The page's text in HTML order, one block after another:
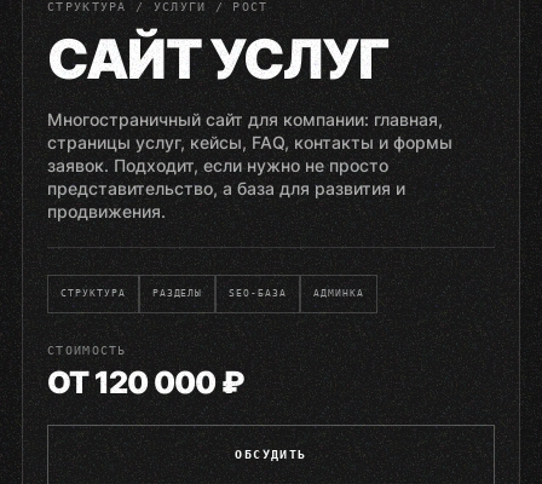
СТРУКТУРА / УСЛУГИ / РОСТ
САЙТ УСЛУГ
Многостраничный сайт для компании: главная,
страницы услуг, кейсы, FAQ, контакты и формы
заявок. Подходит, если нужно не просто
представительство, а база для развития и
продвижения.
СТРУКТУРА РАЗДЕЛЫ SEO-БАЗА АДМИНКА
СТОИМОСТЬ
ОТ 120 000 ₽
ОБСУДИТЬ